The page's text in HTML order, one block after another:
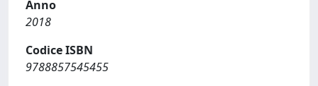
Anno
2018
Codice ISBN
9788857545455